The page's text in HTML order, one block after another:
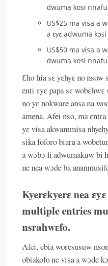
dwuma kosi
US$25 ma visa a
a ɛyɛ adwuma
US$50 ma visa a
dwuma kosi
Ɛho hia sɛ yɛhyɛ no nsow
enti ɛyɛ papa sɛ
no yɛ nokware ansa na
amena. Afei nso, ma
yɛ visa akwammisa
sika foforo biara a
a wɔbɔ fi adwumakuw bi
ne nea wɔde ba
Kyerɛkyerɛ nea
multiple entries
nsrahwɛfo.
Afei, ebia woresusuw
obiakofo ne visa a wɔde